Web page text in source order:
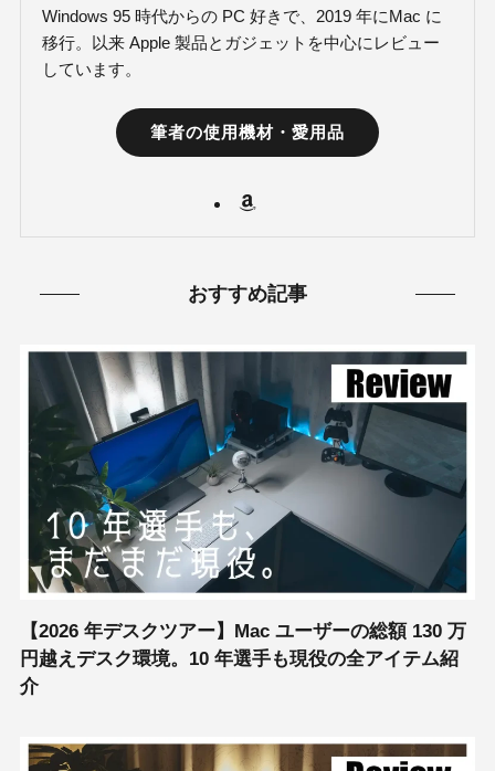
Windows 95 時代からの PC 好きで、2019 年にMac に
移行。以来 Apple 製品とガジェットを中心にレビュー
しています。
筆者の使用機材・愛用品
おすすめ記事
【2026 年デスクツアー】Mac ユーザーの総額 130 万
円越えデスク環境。10 年選手も現役の全アイテム紹
介